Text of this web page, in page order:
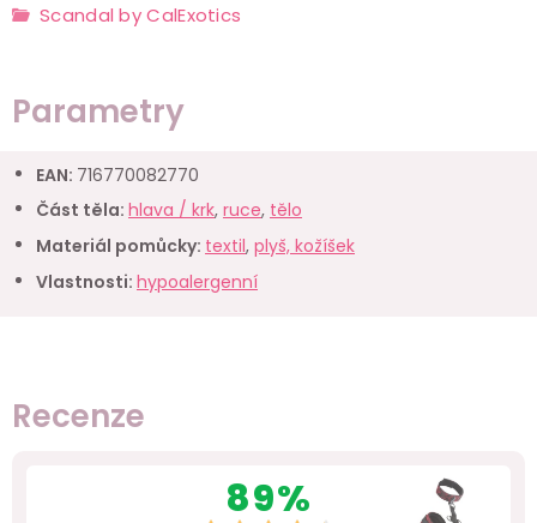
Scandal by CalExotics
Parametry
EAN: 716770082770
Část těla: hlava / krk, ruce, tělo
Materiál pomůcky: textil, plyš, kožíšek
Vlastnosti: hypoalergenní
Recenze
89%